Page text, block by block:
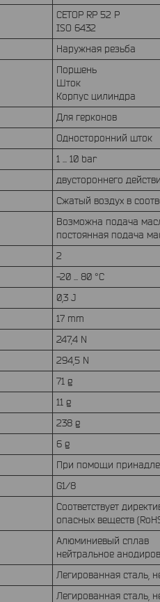
CETOP RP 52 P
ISO 6432
Наружная резьба
Поршень
Шток
Корпус цилиндра
Для герконов
Односторонний шток
1 ... 10 bar
двустороннего
Сжатый воздух в
Возможна подача
постоянная подача
2
-20 ... 80 °C
0,3 J
17 mm
247,4 N
294,5 N
71 g
11 g
238 g
6 g
При помощи
G1/8
Соответствует
опасных веществ
Алюминиевый сплав
нейтральное
Легированная сталь,
Легированная сталь,